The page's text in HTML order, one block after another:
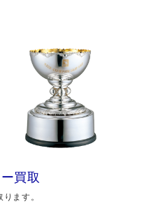
買取
ます。